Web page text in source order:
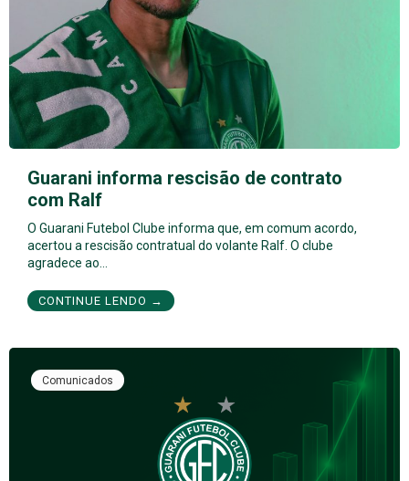
Guarani informa rescisão de contrato
com Ralf
O Guarani Futebol Clube informa que, em comum acordo,
acertou a rescisão contratual do volante Ralf. O clube
agradece ao…
CONTINUE LENDO →
Comunicados